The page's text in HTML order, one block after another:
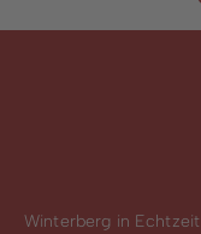
Winterberg in Echtzeit